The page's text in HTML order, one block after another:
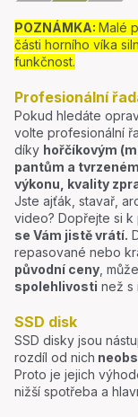
POZNÁMKA: Malé
části horního víka
funkčnost.
Profesionální
Pokud hledáte
volte profesionální
díky hořčíkovým
pantům a
výkonu, kvality
Jste ajťák, stavař,
video? Dopřejte si k
se Vám jistě vrátí.
repasované nebo
původní ceny,
spolehlivosti než s
SSD disk
SSD disky jsou
rozdíl od nich
Proto je jejich
nižší spotřeba a